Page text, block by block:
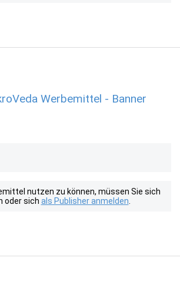
Werbemittel - Banner
nutzen zu können, müssen Sie sich
oder sich als Publisher anmelden